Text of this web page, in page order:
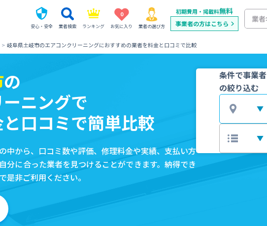
安心・安全 業者検索 ランキング
0
お気に入り 業者の選び方
初期費用・掲載料無料
事業者の方はこちら
岐阜県土岐市のエアコンクリーニングにおすすめの業者を料金と口コミで比較
の
ニングで
口コミで簡単比較
中から、口コミ数や評価、修理料金や実績、支払い方
分に合った業者を見つけることができます。納得でき
非ご利用ください。
条件で事業者
の絞り込む